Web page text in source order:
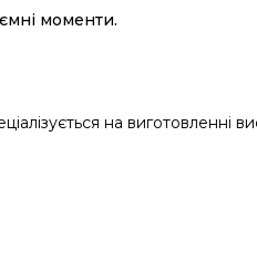
моменти.
на